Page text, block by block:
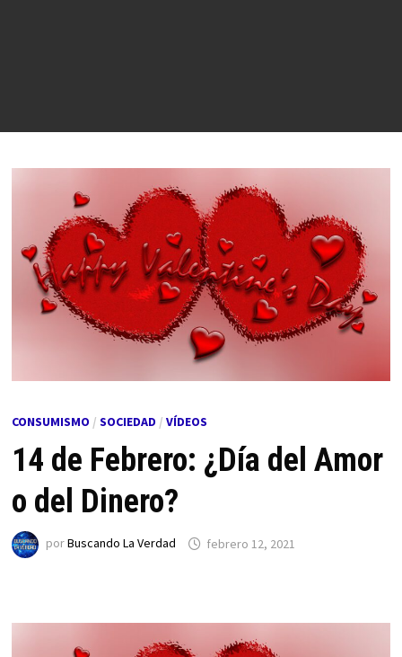
CONSUMISMO / SOCIEDAD / VÍDEOS
14 de Febrero: ¿Día del Amor
o del Dinero?
porBuscando La Verdad febrero 12, 2021